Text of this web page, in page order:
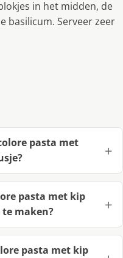
in het midden, de
basilicum. Serveer zeer
pasta met
pasta met kip
te maken?
pasta met kip